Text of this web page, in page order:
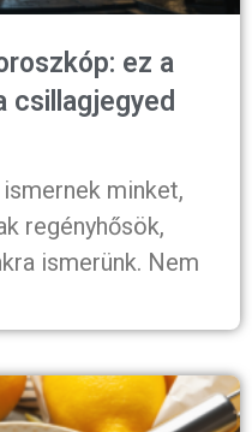
ez a
csillagjegyed
minket,
regényhősök,
ismerünk. Nem